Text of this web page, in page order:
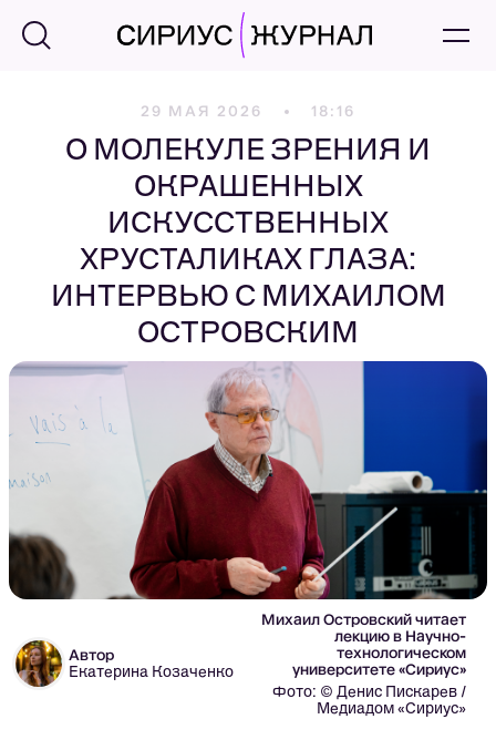
29 МАЯ 2026 18:16
О МОЛЕКУЛЕ ЗРЕНИЯ И
ОКРАШЕННЫХ
ИСКУССТВЕННЫХ
ХРУСТАЛИКАХ ГЛАЗА:
ИНТЕРВЬЮ С МИХАИЛОМ
ОСТРОВСКИМ
Автор
Екатерина Козаченко
Михаил Островский читает
лекцию в Научно-
технологическом
университете «Сириус»
Фото: © Денис Пискарев /
Медиадом «Сириус»